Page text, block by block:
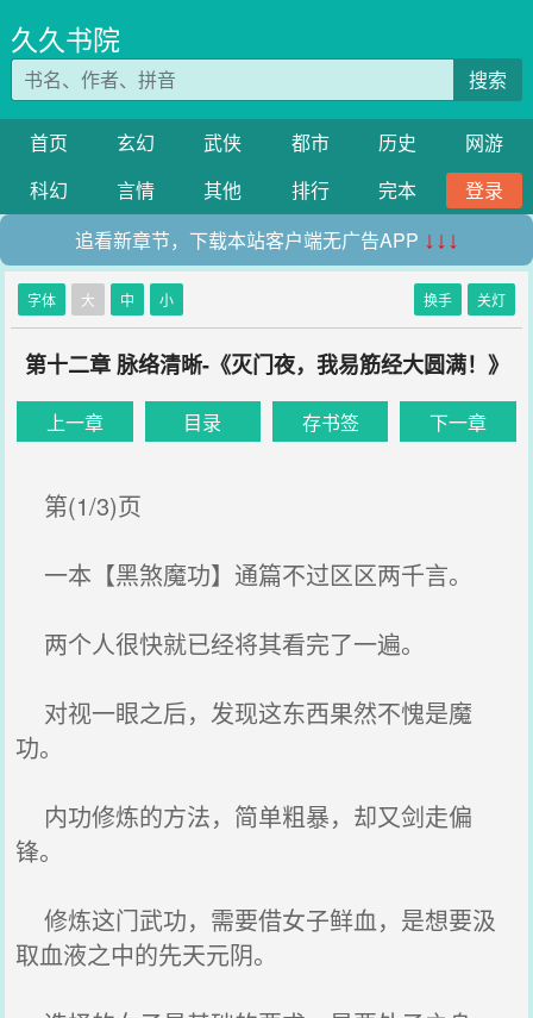
久久书院
搜索
首页 玄幻 武侠 都市 历史
网游
科幻
言情 其他 排行 完本
登录
追看新章节，下载本站客户端无广告APP ↓↓↓
字体 大 中 小 换手 关灯
第十二章 脉络清晰-《灭门夜，我易筋经大圆满！》
上一章 目录 存书签 下一章
第(1/3)页
一本【黑煞魔功】通篇不过区区两千言。
两个人很快就已经将其看完了一遍。
对视一眼之后，发现这东西果然不愧是魔
功。
内功修炼的方法，简单粗暴，却又剑走偏
锋。
修炼这门武功，需要借女子鲜血，是想要汲
取血液之中的先天元阴。